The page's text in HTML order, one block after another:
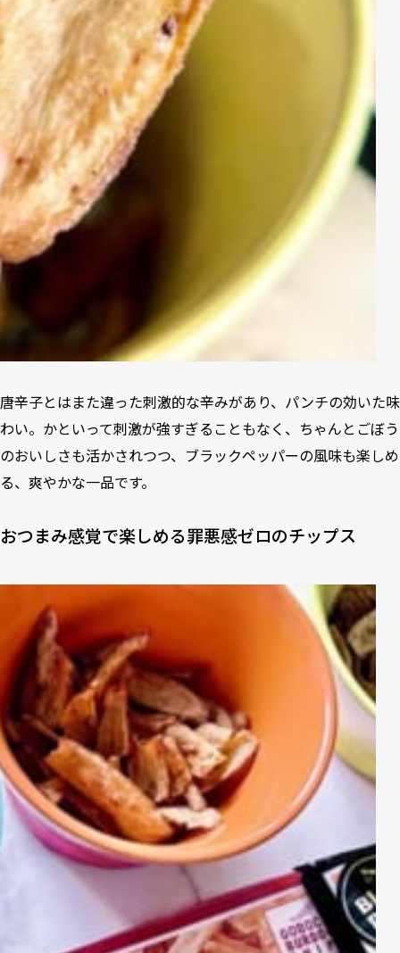
唐辛子とはまた違った刺激的な辛みがあり、パンチの効いた味
わい。かといって刺激が強すぎることもなく、ちゃんとごぼう
のおいしさも活かされつつ、ブラックペッパーの風味も楽しめ
る、爽やかな一品です。
おつまみ感覚で楽しめる罪悪感ゼロのチップス